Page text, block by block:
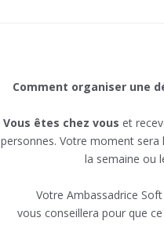
Comment organiser une
Vous êtes chez vous et
personnes. Votre moment sera
la semaine ou
Votre Ambassadrice
vous conseillera pour que